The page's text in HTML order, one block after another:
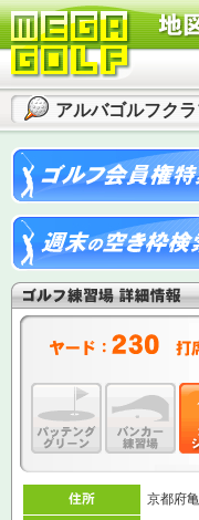
アルバゴルフク
京都府